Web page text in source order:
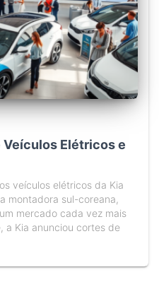
Veículos Elétricos e
veículos elétricos da Kia
montadora sul-coreana,
mercado cada vez mais
a Kia anunciou cortes de